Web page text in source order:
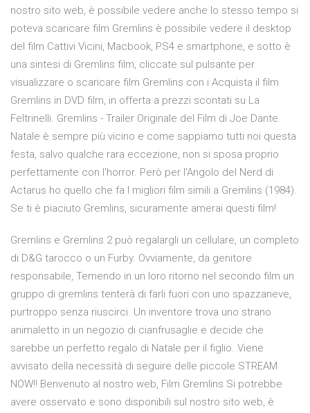
nostro sito web, è possibile vedere anche lo stesso tempo si
poteva scaricare film Gremlins è possibile vedere il desktop
del film Cattivi Vicini, Macbook, PS4 e smartphone, e sotto è
una sintesi di Gremlins film, cliccate sul pulsante per
visualizzare o scaricare film Gremlins con i Acquista il film
Gremlins in DVD film, in offerta a prezzi scontati su La
Feltrinelli. Gremlins - Trailer Originale del Film di Joe Dante.
Natale è sempre più vicino e come sappiamo tutti noi questa
festa, salvo qualche rara eccezione, non si sposa proprio
perfettamente con l'horror. Però per l'Angolo del Nerd di
Actarus ho quello che fa I migliori film simili a Gremlins (1984).
Se ti è piaciuto Gremlins, sicuramente amerai questi film!
Gremlins e Gremlins 2 può regalargli un cellulare, un completo
di D&G tarocco o un Furby. Ovviamente, da genitore
responsabile, Temendo in un loro ritorno nel secondo film un
gruppo di gremlins tenterà di farli fuori con uno spazzaneve,
purtroppo senza riuscirci. Un inventore trova uno strano
animaletto in un negozio di cianfrusaglie e decide che
sarebbe un perfetto regalo di Natale per il figlio. Viene
avvisato della necessità di seguire delle piccole STREAM
NOW!! Benvenuto al nostro web, Film Gremlins Si potrebbe
avere osservato e sono disponibili sul nostro sito web, è